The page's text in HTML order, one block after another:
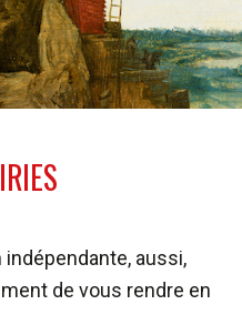
aussi,
de vous rendre en